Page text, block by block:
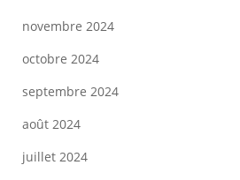
novembre 2024
octobre 2024
septembre 2024
août 2024
juillet 2024